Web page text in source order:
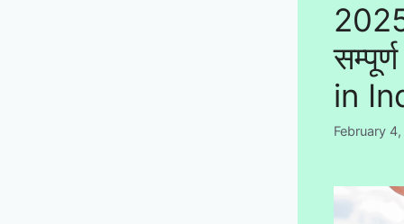
in
February